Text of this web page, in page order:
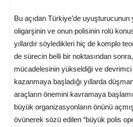
Bu açıdan Türkiye’de uyuşturucunun
oligarşinin ve onun polisinin rolü
yıllardır söyledikleri hiç de komplo
de sürecin belli bir noktasından
mücadelesinin yükseldiği ve devrimci
kazanmaya başladığı yıllarda
araçların önemini kavramaya
büyük organizasyonların önünü
övünerek sözü edilen “büyük polis